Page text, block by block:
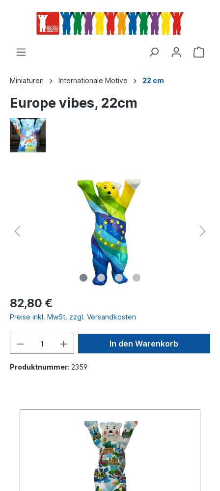
Miniaturen Internationale Motive 22 cm
Europe vibes, 22cm
82,80 €
Preise inkl. MwSt. zzgl. Versandkosten
In den Warenkorb
Produktnummer: 2359